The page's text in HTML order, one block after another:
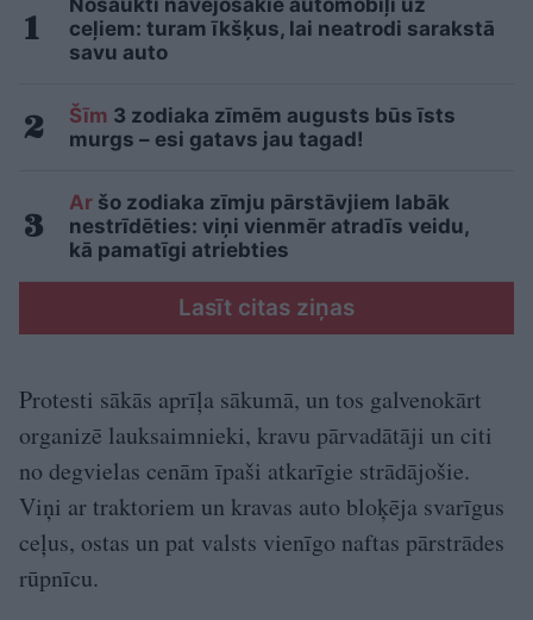
ceļiem: turam īkšķus, lai neatrodi sarakstā
savu auto
Šīm 3 zodiaka zīmēm augusts būs īsts
murgs – esi gatavs jau tagad!
Ar šo zodiaka zīmju pārstāvjiem labāk
nestrīdēties: viņi vienmēr atradīs veidu,
kā pamatīgi atriebties
Lasīt citas ziņas
Protesti sākās aprīļa sākumā, un tos galvenokārt
organizē lauksaimnieki, kravu pārvadātāji un citi
no degvielas cenām īpaši atkarīgie strādājošie.
Viņi ar traktoriem un kravas auto bloķēja svarīgus
ceļus, ostas un pat valsts vienīgo naftas pārstrādes
rūpnīcu.